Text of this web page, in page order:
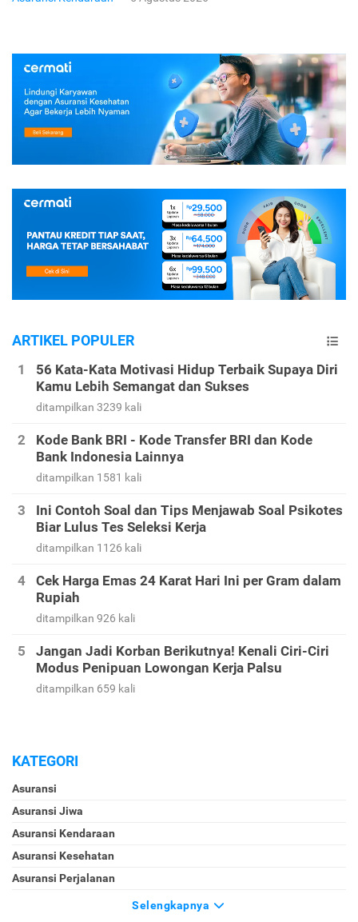
ARTIKEL POPULER
56 Kata-Kata Motivasi Hidup Terbaik Supaya Diri
Kamu Lebih Semangat dan Sukses
ditampilkan 3239 kali
Kode Bank BRI - Kode Transfer BRI dan Kode
Bank Indonesia Lainnya
ditampilkan 1581 kali
Ini Contoh Soal dan Tips Menjawab Soal Psikotes
Biar Lulus Tes Seleksi Kerja
ditampilkan 1126 kali
Cek Harga Emas 24 Karat Hari Ini per Gram dalam
Rupiah
ditampilkan 926 kali
Jangan Jadi Korban Berikutnya! Kenali Ciri-Ciri
Modus Penipuan Lowongan Kerja Palsu
ditampilkan 659 kali
KATEGORI
Asuransi
Asuransi Jiwa
Asuransi Kendaraan
Asuransi Kesehatan
Asuransi Perjalanan
Selengkapnya